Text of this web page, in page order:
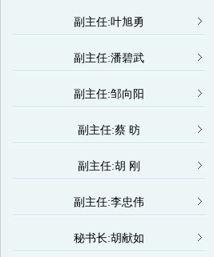
副主任:叶旭勇
副主任:潘碧武
副主任:邹向阳
副主任:蔡 昉
副主任:胡 刚
副主任:李忠伟
秘书长:胡献如